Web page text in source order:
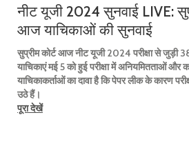
नीट यूजी 2024 सुनवाई LIVE:
आज याचिकाओं की सुनवाई
सुप्रीम कोर्ट आज नीट यूजी 2024 परीक्षा से जुड़ी
याचिकाएं मई 5 को हुई परीक्षा में अनियमितताओं और
याचिकाकर्ताओं का दावा है कि पेपर लीक के कारण
उठे हैं।
पूरा देखें